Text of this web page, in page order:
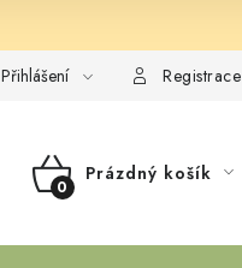
Přihlášení Registrace
NÁKUPNÍ
Prázdný košík